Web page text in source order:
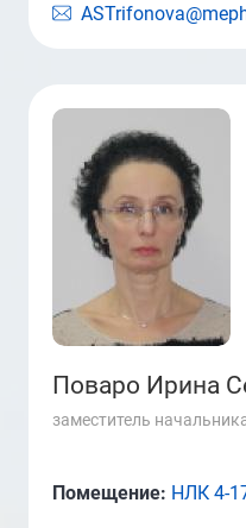
Поваро Ирина
заместитель
Помещение: НЛК 4-